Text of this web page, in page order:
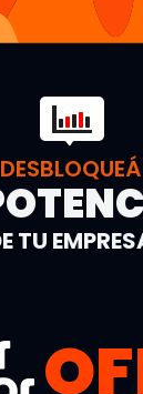
DESBLOQUEÁ
TU